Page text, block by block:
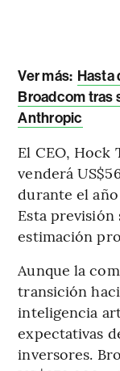
Ver más: Hasta
Broadcom tras
Anthropic
El CEO, Hock
venderá
durante el
Esta previsión
estimación
Aunque la
transición
inteligencia
expectativas
inversores.